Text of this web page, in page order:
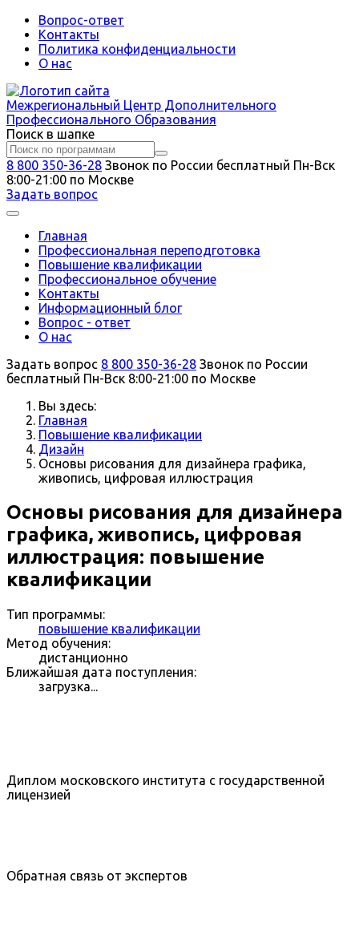
Вопрос-ответ
Контакты
Политика конфиденциальности
О нас
Межрегиональный Центр Дополнительного
Профессионального Образования
Поиск в шапке
8 800 350-36-28 Звонок по России бесплатный Пн-Вск
8:00-21:00 по Москве
Задать вопрос
Главная
Профессиональная переподготовка
Повышение квалификации
Профессиональное обучение
Контакты
Информационный блог
Вопрос - ответ
О нас
Задать вопрос 8 800 350-36-28 Звонок по России
бесплатный Пн-Вск 8:00-21:00 по Москве
Вы здесь:
Главная
Повышение квалификации
Дизайн
Основы рисования для дизайнера графика,
живопись, цифровая иллюстрация
Основы рисования для дизайнера
графика, живопись, цифровая
иллюстрация: повышение
квалификации
Тип программы:
повышение квалификации
Метод обучения:
дистанционно
Ближайшая дата поступления:
загрузка...
Диплом московского института с государственной
лицензией
Обратная связь от экспертов